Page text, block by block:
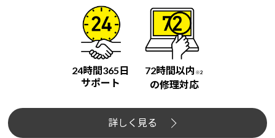
24時間365日
サポート
72時間以内 ※2
の修理対応
詳しく見る